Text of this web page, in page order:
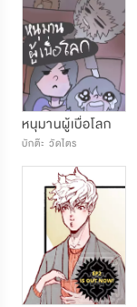
หนุมานผู้เบื่อโลก
บักต๊ะ วัดไตร